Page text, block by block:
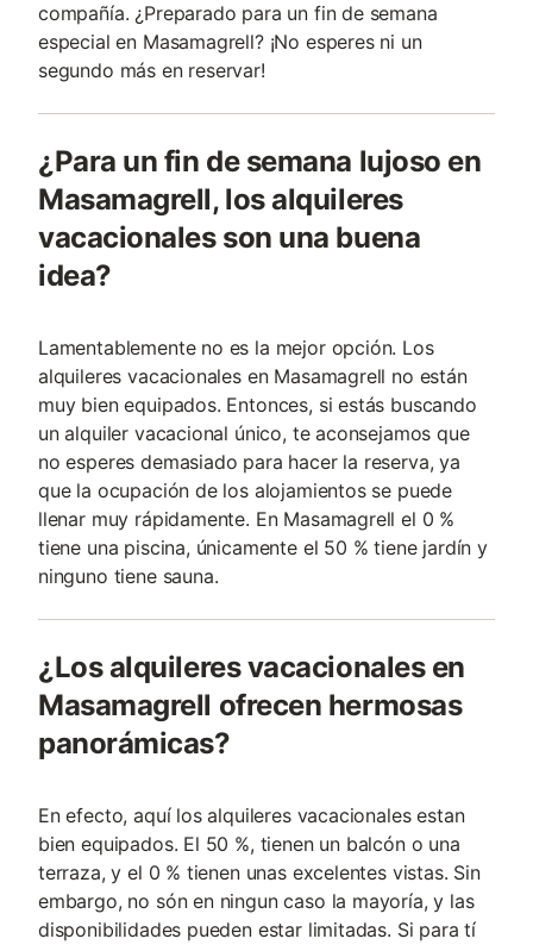
compañía. ¿Preparado para un fin de semana
especial en Masamagrell? ¡No esperes ni un
segundo más en reservar!
¿Para un fin de semana lujoso en
Masamagrell, los alquileres
vacacionales son una buena
idea?
Lamentablemente no es la mejor opción. Los
alquileres vacacionales en Masamagrell no están
muy bien equipados. Entonces, si estás buscando
un alquiler vacacional único, te aconsejamos que
no esperes demasiado para hacer la reserva, ya
que la ocupación de los alojamientos se puede
llenar muy rápidamente. En Masamagrell el 0 %
tiene una piscina, únicamente el 50 % tiene jardín y
ninguno tiene sauna.
¿Los alquileres vacacionales en
Masamagrell ofrecen hermosas
panorámicas?
En efecto, aquí los alquileres vacacionales estan
bien equipados. El 50 %, tienen un balcón o una
terraza, y el 0 % tienen unas excelentes vistas. Sin
embargo, no són en ningun caso la mayoría, y las
disponibilidades pueden estar limitadas. Si para tí